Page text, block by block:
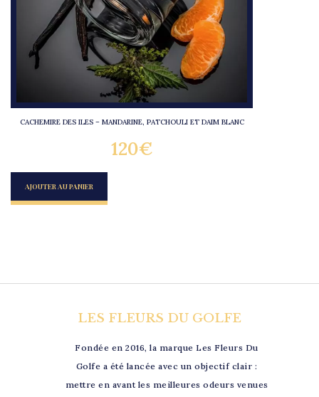
CACHEMIRE DES ILES – MANDARINE, PATCHOULI ET DAIM BLANC
120€
AJOUTER AU PANIER
LES FLEURS DU GOLFE
Fondée en 2016, la marque Les Fleurs Du
Golfe a été lancée avec un objectif clair :
mettre en avant les meilleures odeurs venues